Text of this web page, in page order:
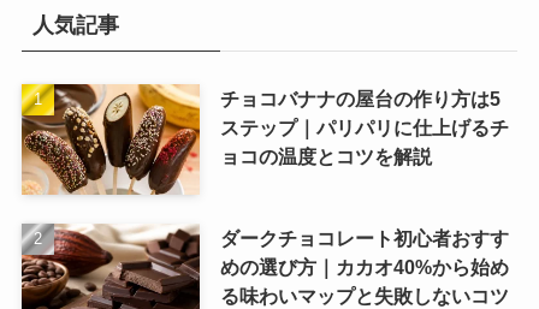
人気記事
チョコバナナの屋台の作り方は5
ステップ｜パリパリに仕上げるチ
ョコの温度とコツを解説
ダークチョコレート初心者おすす
めの選び方｜カカオ40%から始め
る味わいマップと失敗しないコツ